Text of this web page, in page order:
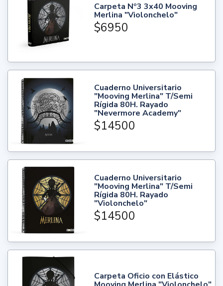
Carpeta Nº3 3x40 Mooving
Merlina "Violonchelo"
$6950
Cuaderno Universitario
"Mooving Merlina" T/Semi
Rígida 80H. Rayado
"Nevermore Academy"
$14500
Cuaderno Universitario
"Mooving Merlina" T/Semi
Rígida 80H. Rayado
"Violonchelo"
$14500
Carpeta Oficio con Elástico